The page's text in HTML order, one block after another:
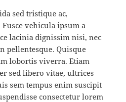
sed tristique ac,
vehicula ipsum a
lacinia dignissim nisi, nec
pellentesque. Quisque
lobortis viverra. Etiam
sed libero vitae, ultrices
sem tempus enim suscipit
consectetur lorem